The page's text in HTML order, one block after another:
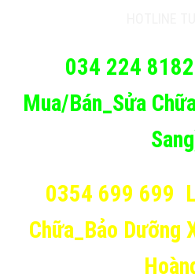
034 224 8182
Mua/Bán_Sửa
0354 699 699
Chữa_Bảo Dưỡng